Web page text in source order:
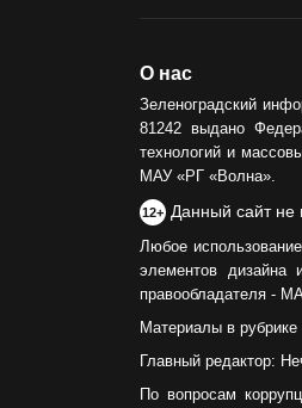
О нас
Зеленоградский
81242 выдано
технологий и
МАУ «РГ «Волна».
12+ Данный сайт не
Любое
элементов дизайна
правообладателя -
Материалы в
Главный редактор:
По вопросам